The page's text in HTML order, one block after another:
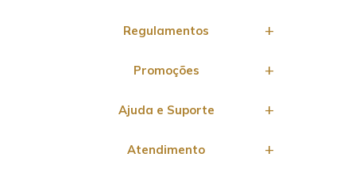
Regulamentos
Promoções
Ajuda e Suporte
Atendimento